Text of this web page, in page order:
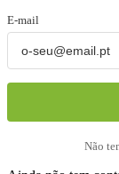
E-mail
Não